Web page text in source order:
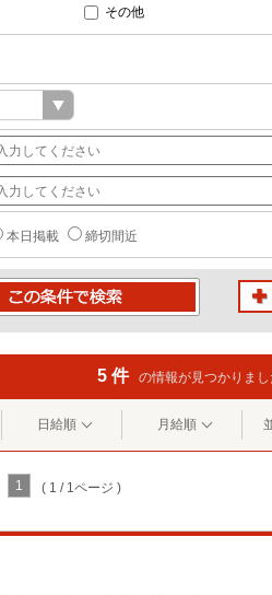
その他
本日掲載 締切間近
5 件 の情報が見つかりまし
日給順 月給順
1 ( 1 / 1ページ )